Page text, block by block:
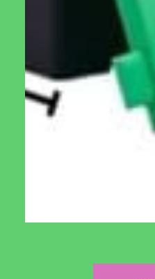
כפות איסוף לגינה
50.00